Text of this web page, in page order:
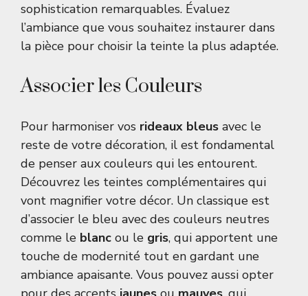
sophistication remarquables. Évaluez
l’ambiance que vous souhaitez instaurer dans
la pièce pour choisir la teinte la plus adaptée.
Associer les Couleurs
Pour harmoniser vos rideaux bleus avec le
reste de votre décoration, il est fondamental
de penser aux couleurs qui les entourent.
Découvrez les teintes complémentaires qui
vont magnifier votre décor. Un classique est
d’associer le bleu avec des couleurs neutres
comme le blanc ou le gris, qui apportent une
touche de modernité tout en gardant une
ambiance apaisante. Vous pouvez aussi opter